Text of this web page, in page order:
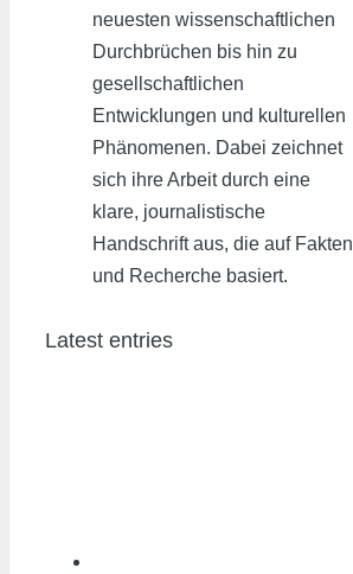
neuesten wissenschaftlichen
Durchbrüchen bis hin zu
gesellschaftlichen
Entwicklungen und kulturellen
Phänomenen. Dabei zeichnet
sich ihre Arbeit durch eine
klare, journalistische
Handschrift aus, die auf Fakten
und Recherche basiert.
Latest entries